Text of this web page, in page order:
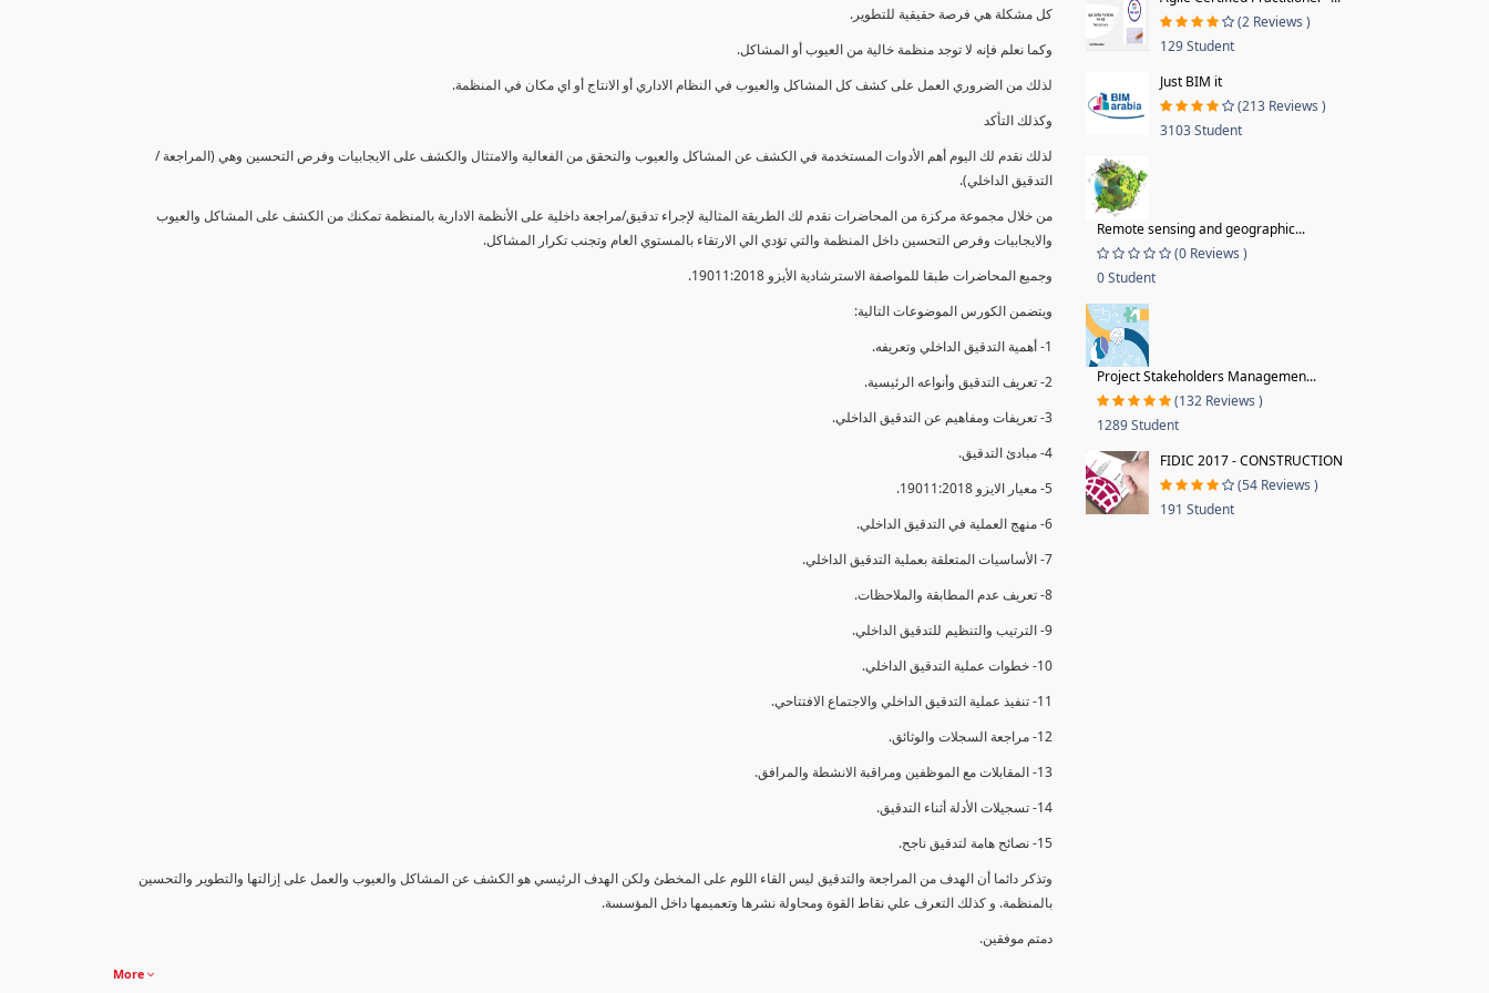
كل مشكلة هي فرصة حقيقية للتطوير.
وكما نعلم فإنه لا توجد منظمة خالية من العيوب أو المشاكل.
لذلك من الضروري العمل على كشف كل المشاكل والعيوب في النظام الاداري أو الانتاج أو اي مكان في المنظمة.
وكذلك التأكد
لذلك نقدم لك اليوم أهم الأدوات المستخدمة في الكشف عن المشاكل والعيوب والتحقق من الفعالية والامتثال والكشف على الايجابيات وفرص التحسين وهي (المراجعة /
التدقيق الداخلي).
من خلال مجموعة مركزة من المحاضرات نقدم لك الطريقة المثالية لإجراء تدقيق/مراجعة داخلية على الأنظمة الادارية بالمنظمة تمكنك من الكشف على المشاكل والعيوب
والايجابيات وفرص التحسين داخل المنظمة والتي تؤدي الي الارتقاء بالمستوي العام وتجنب تكرار المشاكل.
وجميع المحاضرات طبقا للمواصفة الاسترشادية الأيزو 19011:2018.
ويتضمن الكورس الموضوعات التالية:
1- أهمية التدقيق الداخلي وتعريفه.
2- تعريف التدقيق وأنواعه الرئيسية.
3- تعريفات ومفاهيم عن التدقيق الداخلي.
4- مبادئ التدقيق.
5- معيار الايزو 19011:2018.
6- منهج العملية في التدقيق الداخلي.
7- الأساسيات المتعلقة بعملية التدقيق الداخلي.
8- تعريف عدم المطابقة والملاحظات.
9- الترتيب والتنظيم للتدقيق الداخلي.
10- خطوات عملية التدقيق الداخلي.
11- تنفيذ عملية التدقيق الداخلي والاجتماع الافتتاحي.
12- مراجعة السجلات والوثائق.
13- المقابلات مع الموظفين ومراقبة الانشطة والمرافق.
14- تسجيلات الأدلة أثناء التدقيق.
15- نصائح هامة لتدقيق ناجح.
وتذكر دائما أن الهدف من المراجعة والتدقيق ليس القاء اللوم على المخطئ ولكن الهدف الرئيسي هو الكشف عن المشاكل والعيوب والعمل على إزالتها والتطوير والتحسين
بالمنظمة. و كذلك التعرف علي نقاط القوة ومحاولة نشرها وتعميمها داخل المؤسسة.
دمتم موفقين.
More
(2 Reviews )
129 Student
Just BIM it
(213 Reviews )
3103 Student
Remote sensing and geographic...
(0 Reviews )
0 Student
Project Stakeholders Managemen...
(132 Reviews )
1289 Student
FIDIC 2017 - CONSTRUCTION
(54 Reviews )
191 Student